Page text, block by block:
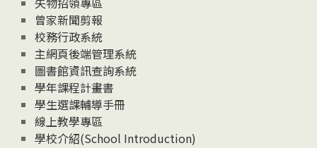
曾家新聞剪報
校務行政系統
主網頁後端管理系統
圖書館資訊查詢系統
學年課程計畫書
學生選課輔導手冊
線上教學專區
學校介紹(School Introduction)